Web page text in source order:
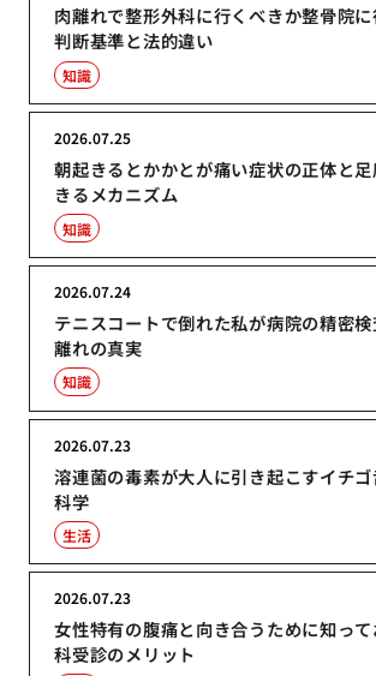
肉離れで整形外科に行くべきか整骨院
判断基準と法的違い
知識
朝起きるとかかとが痛い症状の正体と
きるメカニズム
2026.07.25
知識
テニスコートで倒れた私が病院の精密
離れの真実
2026.07.24
知識
溶連菌の毒素が大人に引き起こすイチ
科学
2026.07.23
生活
女性特有の腹痛と向き合うために知っ
科受診のメリット
2026.07.23